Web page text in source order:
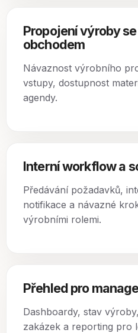
Propojení výroby
obchodem
Návaznost výrobního
vstupy, dostupnost
agendy.
Interní workflow a
Předávání požadavků,
notifikace a návazné
výrobními rolemi.
Přehled pro
Dashboardy, stav
zakázek a reporting pro